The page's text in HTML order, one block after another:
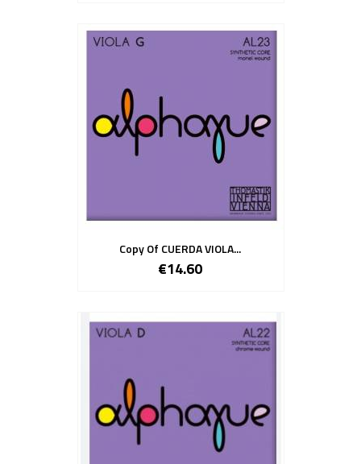
Copy Of CUERDA VIOLA...
€14.60